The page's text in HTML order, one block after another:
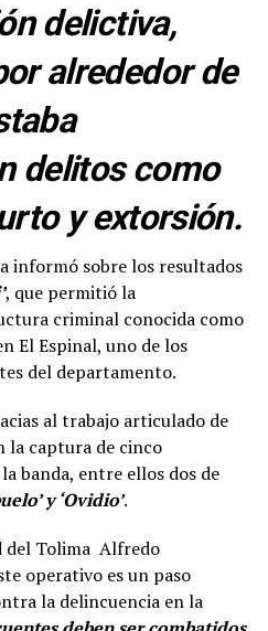
delictiva,
alrededor de
delitos como
y extorsión.
informó sobre los resultados
, que permitió la
criminal conocida como
El Espinal, uno de los
del departamento.
al trabajo articulado de
la captura de cinco
banda, entre ellos dos de
y ‘Ovidio’.
del Tolima Alfredo
operativo es un paso
la delincuencia en la